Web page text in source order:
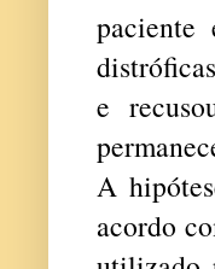
paciente
e
A
acordo